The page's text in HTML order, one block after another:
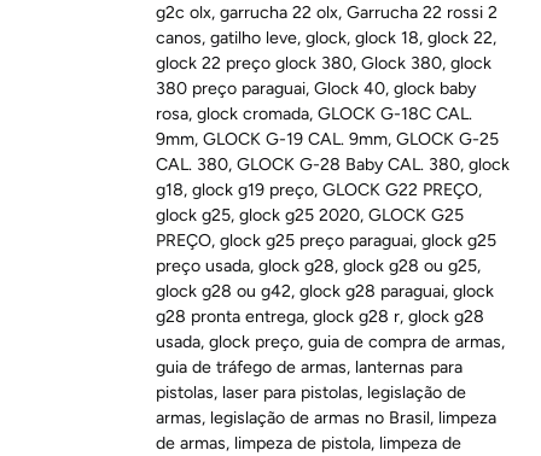
g2c olx,garrucha 22 olx,Garrucha 22 rossi 2
canos,gatilho leve,glock,glock 18,glock 22,
glock 22 preço glock 380,Glock 380,glock
380 preço paraguai,Glock 40,glock baby
rosa,glock cromada,GLOCK G-18C CAL.
9mm,GLOCK G-19 CAL. 9mm,GLOCK G-25
CAL. 380,GLOCK G-28 Baby CAL. 380,glock
g18,glock g19 preço,GLOCK G22 PREÇO,
glock g25,glock g25 2020,GLOCK G25
PREÇO,glock g25 preço paraguai,glock g25
preço usada,glock g28,glock g28 ou g25,
glock g28 ou g42,glock g28 paraguai,glock
g28 pronta entrega,glock g28 r,glock g28
usada,glock preço,guia de compra de armas,
guia de tráfego de armas, lanternas para
pistolas, laser para pistolas, legislação de
armas, legislação de armas no Brasil, limpeza
de armas, limpeza de pistola, limpeza de